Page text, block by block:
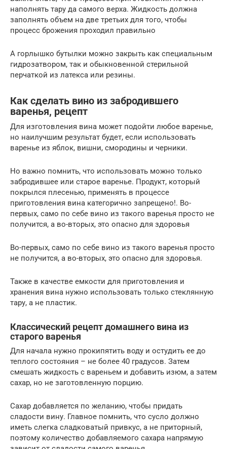
наполнять тару да самого верха. Жидкость должна
заполнять объем на две третьих для того, чтобы
процесс брожения проходил правильно
А горлышко бутылки можно закрыть как специальным
гидрозатвором, так и обыкновенной стерильной
перчаткой из латекса или резины.
Как сделать вино из забродившего
варенья, рецепт
Для изготовления вина может подойти любое варенье,
но наилучшим результат будет, если использовать
варенье из яблок, вишни, смородины и черники.
Но важно помнить, что использовать можно только
забродившее или старое варенье. Продукт, который
покрылся плесенью, применять в процессе
приготовления вина категорично запрещено!. Во-
первых, само по себе вино из такого варенья просто не
получится, а во-вторых, это опасно для здоровья
Во-первых, само по себе вино из такого варенья просто
не получится, а во-вторых, это опасно для здоровья.
Также в качестве емкости для приготовления и
хранения вина нужно использовать только стеклянную
тару, а не пластик.
Классический рецепт домашнего вина из
старого варенья
Для начала нужно прокипятить воду и остудить ее до
теплого состояния – не более 40 градусов. Затем
смешать жидкость с вареньем и добавить изюм, а затем
сахар, но не заготовленную порцию.
Сахар добавляется по желанию, чтобы придать
сладости вину. Главное помнить, что сусло должно
иметь слегка сладковатый привкус, а не приторный,
поэтому количество добавляемого сахара напрямую